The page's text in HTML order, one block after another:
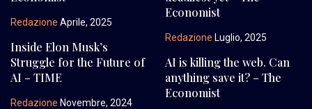
Redazione Aprile, 2025
Economist
Redazione Luglio, 2025
Inside Elon Musk’s
Struggle for the Future of
AI – TIME
Redazione Novembre, 2024
AI is killing the web. Can
anything save it? – The
Economist